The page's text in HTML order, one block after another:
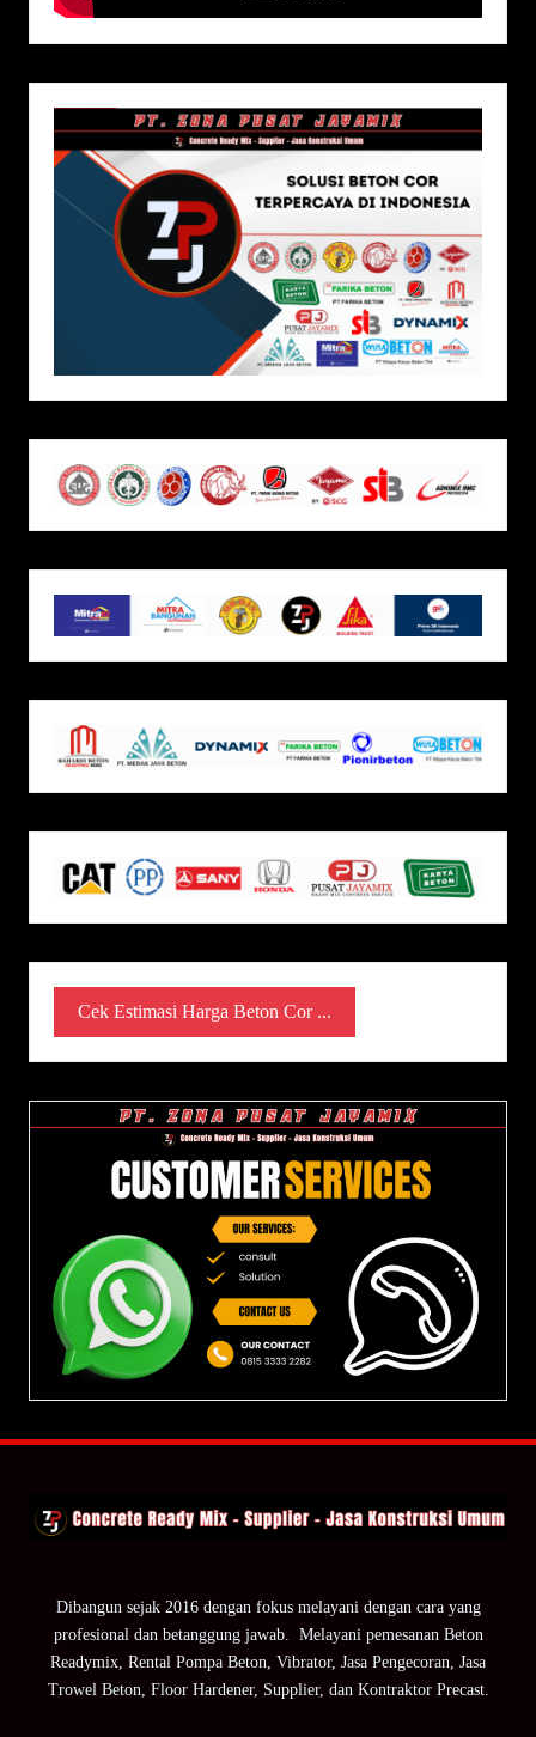
Cek Estimasi Harga Beton Cor ...
Dibangun sejak 2016 dengan fokus melayani dengan cara yang
profesional dan betanggung jawab. Melayani pemesanan Beton
Readymix, Rental Pompa Beton, Vibrator, Jasa Pengecoran, Jasa
Trowel Beton, Floor Hardener, Supplier, dan Kontraktor Precast.